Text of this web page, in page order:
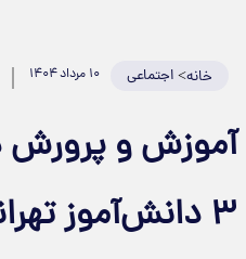
خانه>اجتماعی ۱۰ مرداد ۱۴۰۴
آموزش و پرورش
۳ دانش‌آموز